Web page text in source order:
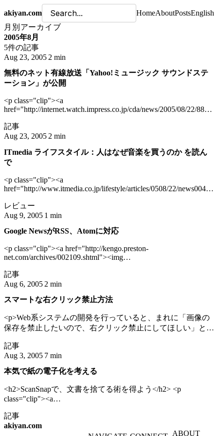
akiyan.com HomeAboutPostsEnglish
月別アーカイブ
2005年8月
5件の記事
Aug 23, 2005 2 min
無料のネット有線放送「Yahoo!ミュージック サウンドステ
ーション」が公開
<p class="clip"><a
href="http://internet.watch.impress.co.jp/cda/news/2005/08/22/
src="http://www.akiyan.com/webshot/upimg/
alt="約10万曲を無料で聴ける「Yahoo!ミュージック サウン
ドステーション」" /></a> <a
href="http://station.music.yahoo.co.jp/"><img
src="http://www.akiyan.com/webshot/upimg/
/></a></p> <p><a
href="http://internet.watch.impress.co.jp/cda/news/2005/08/22/
約10万曲を無料で聴ける「Yahoo!ミュージック サウンドス
テーション」 - Internet Watch</a>より。</p> <blockquote>
<p>Yahoo! JAPANは22日、音楽ポータルサイト「Yahoo!ミュ
ージック」において、約10万曲の楽曲をフルコーラスで無料
ーション」を開始した。 </p></blockquote>
記事
Aug 23, 2005 2 min
ITmedia ライフスタイル：人はなぜ音楽を買うのか を読ん
で
<p class="clip"><a
href="http://www.itmedia.co.jp/lifestyle/articles/0508/22/
src="http://www.akiyan.com/webshot/upimg/
alt="ITmedia ライフスタイル：人はなぜ音楽を買うのか
href="http://www.itmedia.co.jp/lifestyle/articles/0508/22/
た。とくに注目した部分について言及する。</p>
レビュー
Aug 9, 2005 1 min
Google NewsがRSS、Atomに対応
<p class="clip"><a href="http://kengo.preston-
net.com/archives/002109.shtml"><img
alt="Going My Way: Google NewsがRSS、Atomに対応" /></a>
</p> <p><a href="http://kengo.preston-
net.com/archives/002109.shtml" title="Going My Way: Google
NewsがRSS、Atomに対応:">Going My Way</a>さんより...
記事
Aug 6, 2005 2 min
スマートな右クリック禁止方法
<p>Web系システムの開発を行っていると、まれに「画像の
保存を禁止したいので、右クリック禁止にしてほしい」とい
記事
Aug 3, 2005 7 min
本気で紙の電子化を考える
<h2>ScanSnapで、文書を捨てる術を得よう</h2> <p
class="clip"><a
<img
src="http://www.akiyan.com/webshot/upimg/
記事
akiyan.com
ABOUT